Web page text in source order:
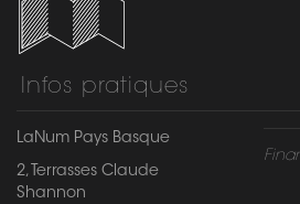
Infos pratiques
LaNum Pays Basque
2, Terrasses Claude
Shannon